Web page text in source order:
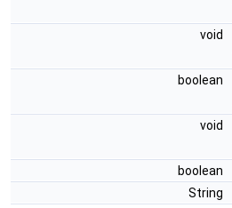
void
boolean
void
boolean
String